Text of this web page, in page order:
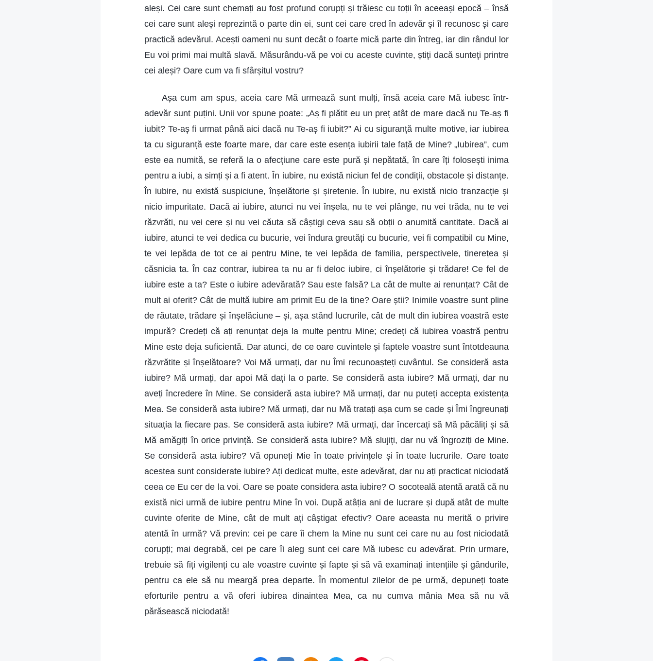
aleși. Cei care sunt chemați au fost profund corupți și trăiesc cu toții în aceeași epocă – însă
cei care sunt aleși reprezintă o parte din ei, sunt cei care cred în adevăr și îl recunosc și care
practică adevărul. Acești oameni nu sunt decât o foarte mică parte din întreg, iar din rândul lor
Eu voi primi mai multă slavă. Măsurându-vă pe voi cu aceste cuvinte, știți dacă sunteți printre
cei aleși? Oare cum va fi sfârșitul vostru?
Așa cum am spus, aceia care Mă urmează sunt mulți, însă aceia care Mă iubesc într-
adevăr sunt puțini. Unii vor spune poate: „Aș fi plătit eu un preț atât de mare dacă nu Te-aș fi
iubit? Te-aș fi urmat până aici dacă nu Te-aș fi iubit?” Ai cu siguranță multe motive, iar iubirea
ta cu siguranță este foarte mare, dar care este esența iubirii tale față de Mine? „Iubirea”, cum
este ea numită, se referă la o afecțiune care este pură și nepătată, în care îți folosești inima
pentru a iubi, a simți și a fi atent. În iubire, nu există niciun fel de condiții, obstacole și distanțe.
În iubire, nu există suspiciune, înșelătorie și șiretenie. În iubire, nu există nicio tranzacție și
nicio impuritate. Dacă ai iubire, atunci nu vei înșela, nu te vei plânge, nu vei trăda, nu te vei
răzvrăti, nu vei cere și nu vei căuta să câștigi ceva sau să obții o anumită cantitate. Dacă ai
iubire, atunci te vei dedica cu bucurie, vei îndura greutăți cu bucurie, vei fi compatibil cu Mine,
te vei lepăda de tot ce ai pentru Mine, te vei lepăda de familia, perspectivele, tinerețea și
căsnicia ta. În caz contrar, iubirea ta nu ar fi deloc iubire, ci înșelătorie și trădare! Ce fel de
iubire este a ta? Este o iubire adevărată? Sau este falsă? La cât de multe ai renunțat? Cât de
mult ai oferit? Cât de multă iubire am primit Eu de la tine? Oare știi? Inimile voastre sunt pline
de răutate, trădare și înșelăciune – și, așa stând lucrurile, cât de mult din iubirea voastră este
impură? Credeți că ați renunțat deja la multe pentru Mine; credeți că iubirea voastră pentru
Mine este deja suficientă. Dar atunci, de ce oare cuvintele și faptele voastre sunt întotdeauna
răzvrătite și înșelătoare? Voi Mă urmați, dar nu Îmi recunoașteți cuvântul. Se consideră asta
iubire? Mă urmați, dar apoi Mă dați la o parte. Se consideră asta iubire? Mă urmați, dar nu
aveți încredere în Mine. Se consideră asta iubire? Mă urmați, dar nu puteți accepta existența
Mea. Se consideră asta iubire? Mă urmați, dar nu Mă tratați așa cum se cade și Îmi îngreunați
situația la fiecare pas. Se consideră asta iubire? Mă urmați, dar încercați să Mă păcăliți și să
Mă amăgiți în orice privință. Se consideră asta iubire? Mă slujiți, dar nu vă îngroziți de Mine.
Se consideră asta iubire? Vă opuneți Mie în toate privințele și în toate lucrurile. Oare toate
acestea sunt considerate iubire? Ați dedicat multe, este adevărat, dar nu ați practicat niciodată
ceea ce Eu cer de la voi. Oare se poate considera asta iubire? O socoteală atentă arată că nu
există nici urmă de iubire pentru Mine în voi. După atâția ani de lucrare și după atât de multe
cuvinte oferite de Mine, cât de mult ați câștigat efectiv? Oare aceasta nu merită o privire
atentă în urmă? Vă previn: cei pe care îi chem la Mine nu sunt cei care nu au fost niciodată
corupți; mai degrabă, cei pe care îi aleg sunt cei care Mă iubesc cu adevărat. Prin urmare,
trebuie să fiți vigilenți cu ale voastre cuvinte și fapte și să vă examinați intențiile și gândurile,
pentru ca ele să nu meargă prea departe. În momentul zilelor de pe urmă, depuneți toate
eforturile pentru a vă oferi iubirea dinaintea Mea, ca nu cumva mânia Mea să nu vă
părăsească niciodată!